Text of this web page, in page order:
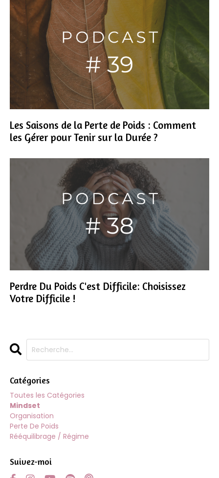
Les Saisons de la Perte de Poids : Comment
les Gérer pour Tenir sur la Durée ?
Perdre Du Poids C'est Difficile: Choisissez
Votre Difficile !
Catégories
Toutes les Catégories
Mindset
Organisation
Perte De Poids
Rééquilibrage / Régime
Suivez-moi